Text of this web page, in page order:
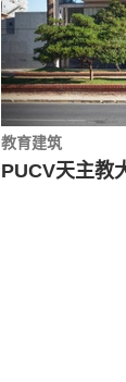
教育建筑